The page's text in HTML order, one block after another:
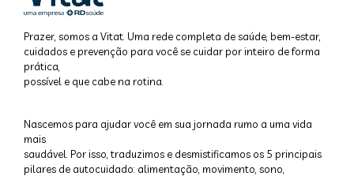
Prazer, somos a Vitat. Uma rede completa de saúde, bem-estar,
cuidados e prevenção para você se cuidar por inteiro de forma
prática,
possível e que cabe na rotina.
Nascemos para ajudar você em sua jornada rumo a uma vida
mais
saudável. Por isso, traduzimos e desmistificamos os 5 principais
pilares de autocuidado: alimentação, movimento, sono,